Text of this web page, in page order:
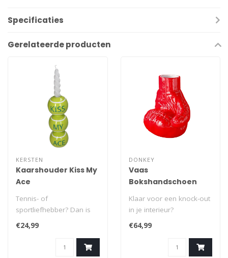
Specificaties
Gerelateerde producten
KERSTEN
Kaarshouder Kiss My
Ace
Tennis- of
sportliefhebber? Dan is
deze kandelaar echt iets
voor jou. De Kiss My..
€24,99
DONKEY
Vaas
Bokshandschoen
Klaar voor een knock-out
in je interieur?
Deze keramische vaas in
de vorm van e..
€64,99